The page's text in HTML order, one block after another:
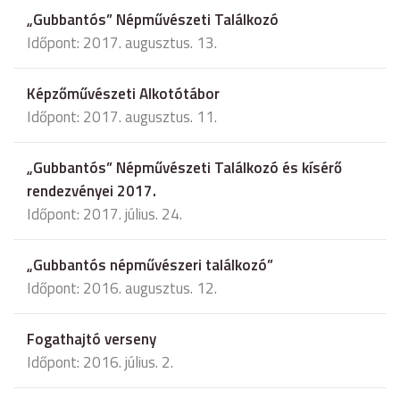
„Gubbantós” Népművészeti Találkozó
Időpont: 2017. augusztus. 13.
Képzőművészeti Alkotótábor
Időpont: 2017. augusztus. 11.
„Gubbantós” Népművészeti Találkozó és kísérő
rendezvényei 2017.
Időpont: 2017. július. 24.
„Gubbantós népművészeri találkozó”
Időpont: 2016. augusztus. 12.
Fogathajtó verseny
Időpont: 2016. július. 2.